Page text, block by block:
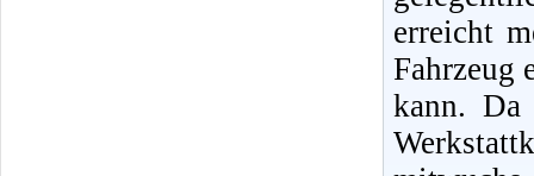
erreicht
Fahrzeug
kann. Da